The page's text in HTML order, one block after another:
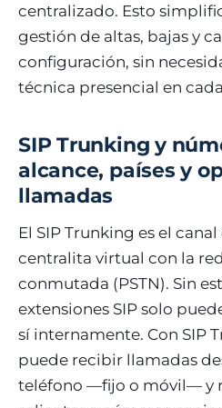
centralizado. Esto
gestión de altas, bajas y
configuración, sin
técnica presencial en
SIP Trunking y
alcance, países y
llamadas
El SIP Trunking es el
centralita virtual con la
conmutada (PSTN). Sin
extensiones SIP solo
sí internamente. Con SIP
puede recibir llamadas
teléfono —fijo o móvil— y